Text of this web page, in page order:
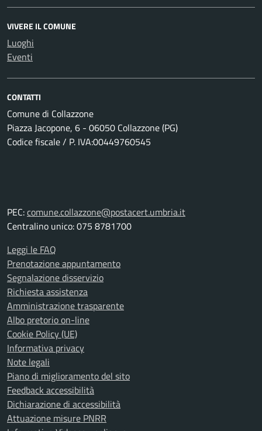
VIVERE IL COMUNE
Luoghi
Eventi
CONTATTI
Comune di Collazzone
Piazza Jacopone, 6 - 06050 Collazzone (PG)
Codice fiscale / P. IVA:00449760545
PEC:comune.collazzone@postacert.umbria.it
Centralino unico: 075 8781700
Leggi le FAQ
Prenotazione appuntamento
Segnalazione disservizio
Richiesta assistenza
Amministrazione trasparente
Albo pretorio on-line
Cookie Policy (UE)
Informativa privacy
Note legali
Piano di miglioramento del sito
Feedback accessibilità
Dichiarazione di accessibilità
Attuazione misure PNRR